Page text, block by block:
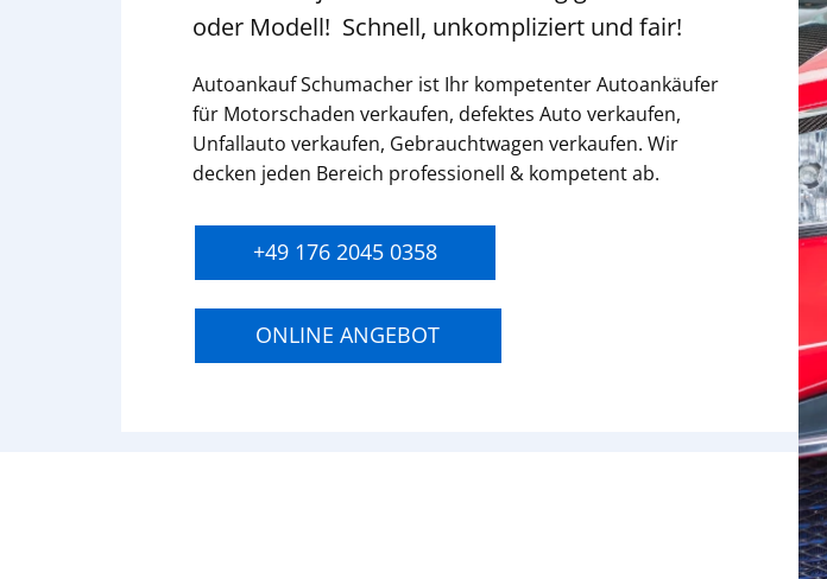
oder Modell! Schnell, unkompliziert und fair!
Autoankauf Schumacher ist Ihr kompetenter Autoankäufer
für Motorschaden verkaufen, defektes Auto verkaufen,
Unfallauto verkaufen, Gebrauchtwagen verkaufen. Wir
decken jeden Bereich professionell & kompetent ab.
+49 176 2045 0358
ONLINE ANGEBOT